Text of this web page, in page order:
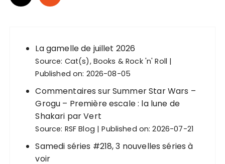
a
La gamelle de juillet 2026
Source: Cat(s), Books & Rock 'n' Roll
Published on: 2026-08-05
Commentaires sur Summer Star Wars –
Grogu – Première escale : la lune de
Shakari par Vert
Source: RSF Blog Published on: 2026-07-21
Samedi séries #218, 3 nouvelles séries à
voir